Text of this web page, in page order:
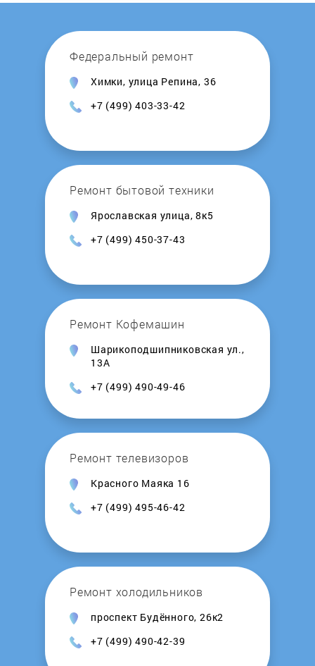
Федеральный ремонт
Химки, улица Репина, 36
+7 (499) 403-33-42
Ремонт бытовой техники
Ярославская улица, 8к5
+7 (499) 450-37-43
Ремонт Кофемашин
Шарикоподшипниковская ул.,
13А
+7 (499) 490-49-46
Ремонт телевизоров
Красного Маяка 16
+7 (499) 495-46-42
Ремонт холодильников
проспект Будённого, 26к2
+7 (499) 490-42-39